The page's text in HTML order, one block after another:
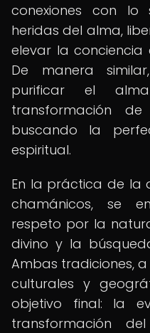
conexiones con lo
heridas del alma,
elevar la conciencia
De manera
purificar el
transformación de
buscando la
espiritual.
En la práctica de la
chamánicos, se
respeto por la
divino y la
Ambas tradiciones,
culturales y
objetivo final: la
transformación